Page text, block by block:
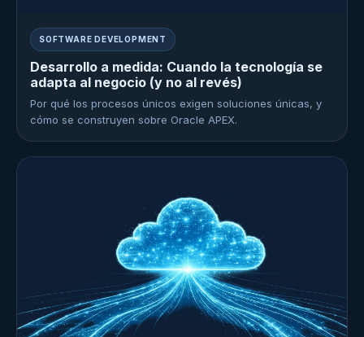
SOFTWARE DEVELOPMENT
Desarrollo a medida: Cuando la tecnología se
adapta al negocio (y no al revés)
Por qué los procesos únicos exigen soluciones únicas, y
cómo se construyen sobre Oracle APEX.